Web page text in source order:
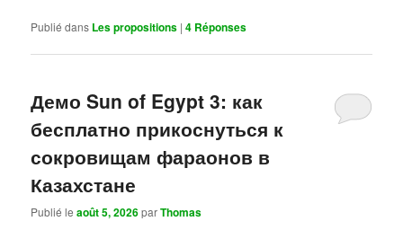
Publié dans Les propositions |4 Réponses
Демо Sun of Egypt 3: как
бесплатно прикоснуться к
сокровищам фараонов в
Казахстане
Publié leaoût 5, 2026parThomas